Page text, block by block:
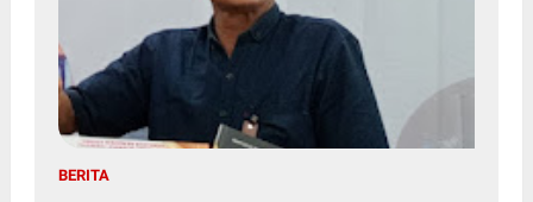
BERITA